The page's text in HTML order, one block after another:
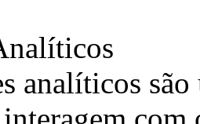
analíticos são